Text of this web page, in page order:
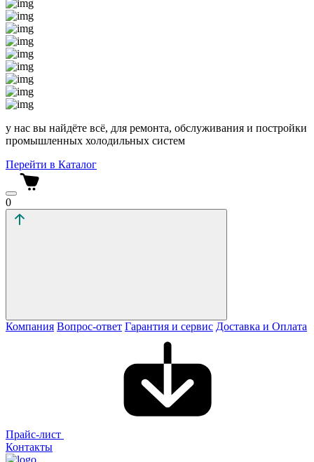
у нас вы найдёте всё, для ремонта, обслуживания и постройки
промышленных холодильных систем
Перейти в Каталог
0
Компания Вопрос-ответ Гарантия и сервис Доставка и Оплата
Прайс-лист
Контакты